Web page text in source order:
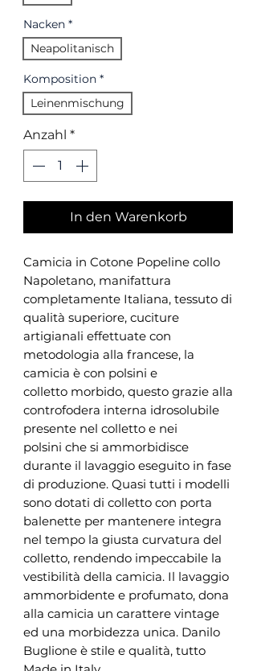
Nacken *
Neapolitanisch
Komposition *
Leinenmischung
Anzahl *
In den Warenkorb
Camicia in Cotone Popeline collo
Napoletano, manifattura
completamente Italiana, tessuto di
qualità superiore, cuciture
artigianali effettuate con
metodologia alla francese, la
camicia è con polsini e
colletto morbido, questo grazie alla
controfodera interna idrosolubile
presente nel colletto e nei
polsini che si ammorbidisce
durante il lavaggio eseguito in fase
di produzione. Quasi tutti i modelli
sono dotati di colletto con porta
balenette per mantenere integra
nel tempo la giusta curvatura del
colletto, rendendo impeccabile la
vestibilità della camicia. Il lavaggio
ammorbidente e profumato, dona
alla camicia un carattere vintage
ed una morbidezza unica. Danilo
Buglione è stile e qualità, tutto